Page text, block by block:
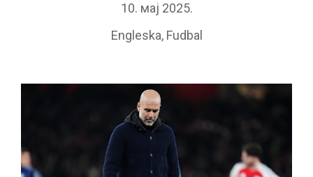
10. мај 2025.
Engleska, Fudbal